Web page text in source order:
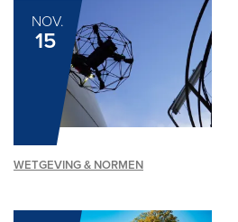
NOV.
15
WETGEVING & NORMEN